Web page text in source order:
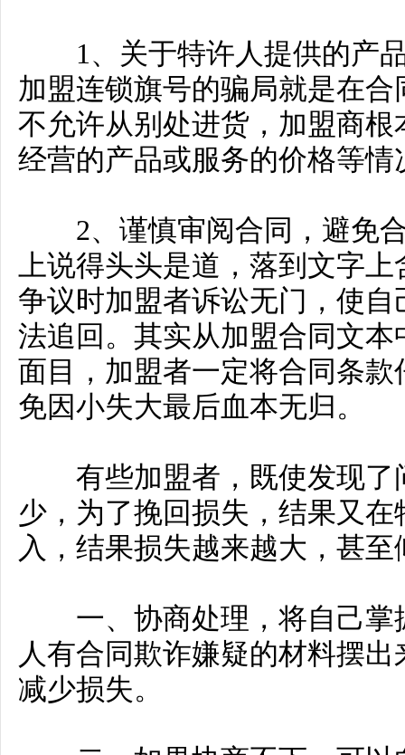
1、关于特许人提供的产品
加盟连锁旗号的骗局就是在
不允许从别处进货，加盟商
经营的产品或服务的价格等
2、谨慎审阅合同，避免合
上说得头头是道，落到文字
争议时加盟者诉讼无门，使
法追回。其实从加盟合同文
面目，加盟者一定将合同条
免因小失大最后血本无归。
有些加盟者，既使发现了
少，为了挽回损失，结果又
入，结果损失越来越大，甚至
一、协商处理，将自己掌
人有合同欺诈嫌疑的材料摆
减少损失。